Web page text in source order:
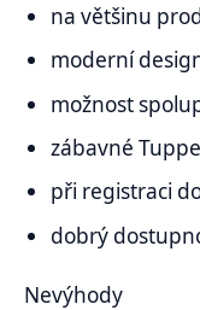
na většinu
moderní
možnost
zábavné
při registraci
dobrý
Nevýhody